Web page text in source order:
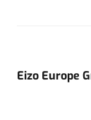
Eizo Europe